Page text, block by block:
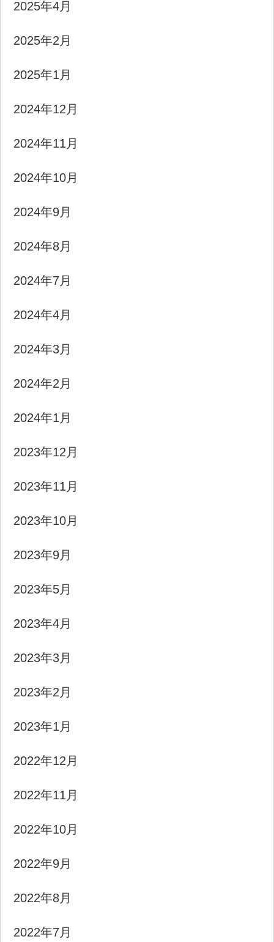
2025年4月
2025年2月
2025年1月
2024年12月
2024年11月
2024年10月
2024年9月
2024年8月
2024年7月
2024年4月
2024年3月
2024年2月
2024年1月
2023年12月
2023年11月
2023年10月
2023年9月
2023年5月
2023年4月
2023年3月
2023年2月
2023年1月
2022年12月
2022年11月
2022年10月
2022年9月
2022年8月
2022年7月